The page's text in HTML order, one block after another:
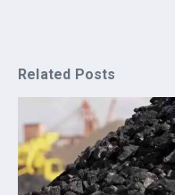
Related Posts